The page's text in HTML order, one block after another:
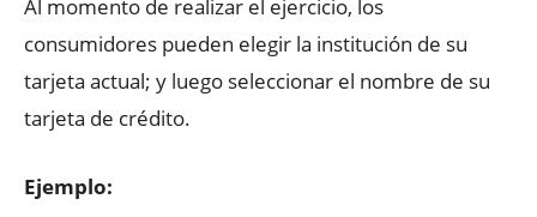
Al momento de realizar el ejercicio, los
consumidores pueden elegir la institución de su
tarjeta actual; y luego seleccionar el nombre de su
tarjeta de crédito.
Ejemplo: